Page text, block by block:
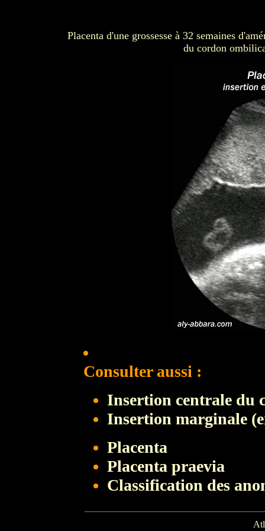
Placenta d'une grossesse à 32 semaines
du cordon
Consulter aussi :
Insertion centrale du
Insertion marginale
Placenta
Placenta praevia
Classification des